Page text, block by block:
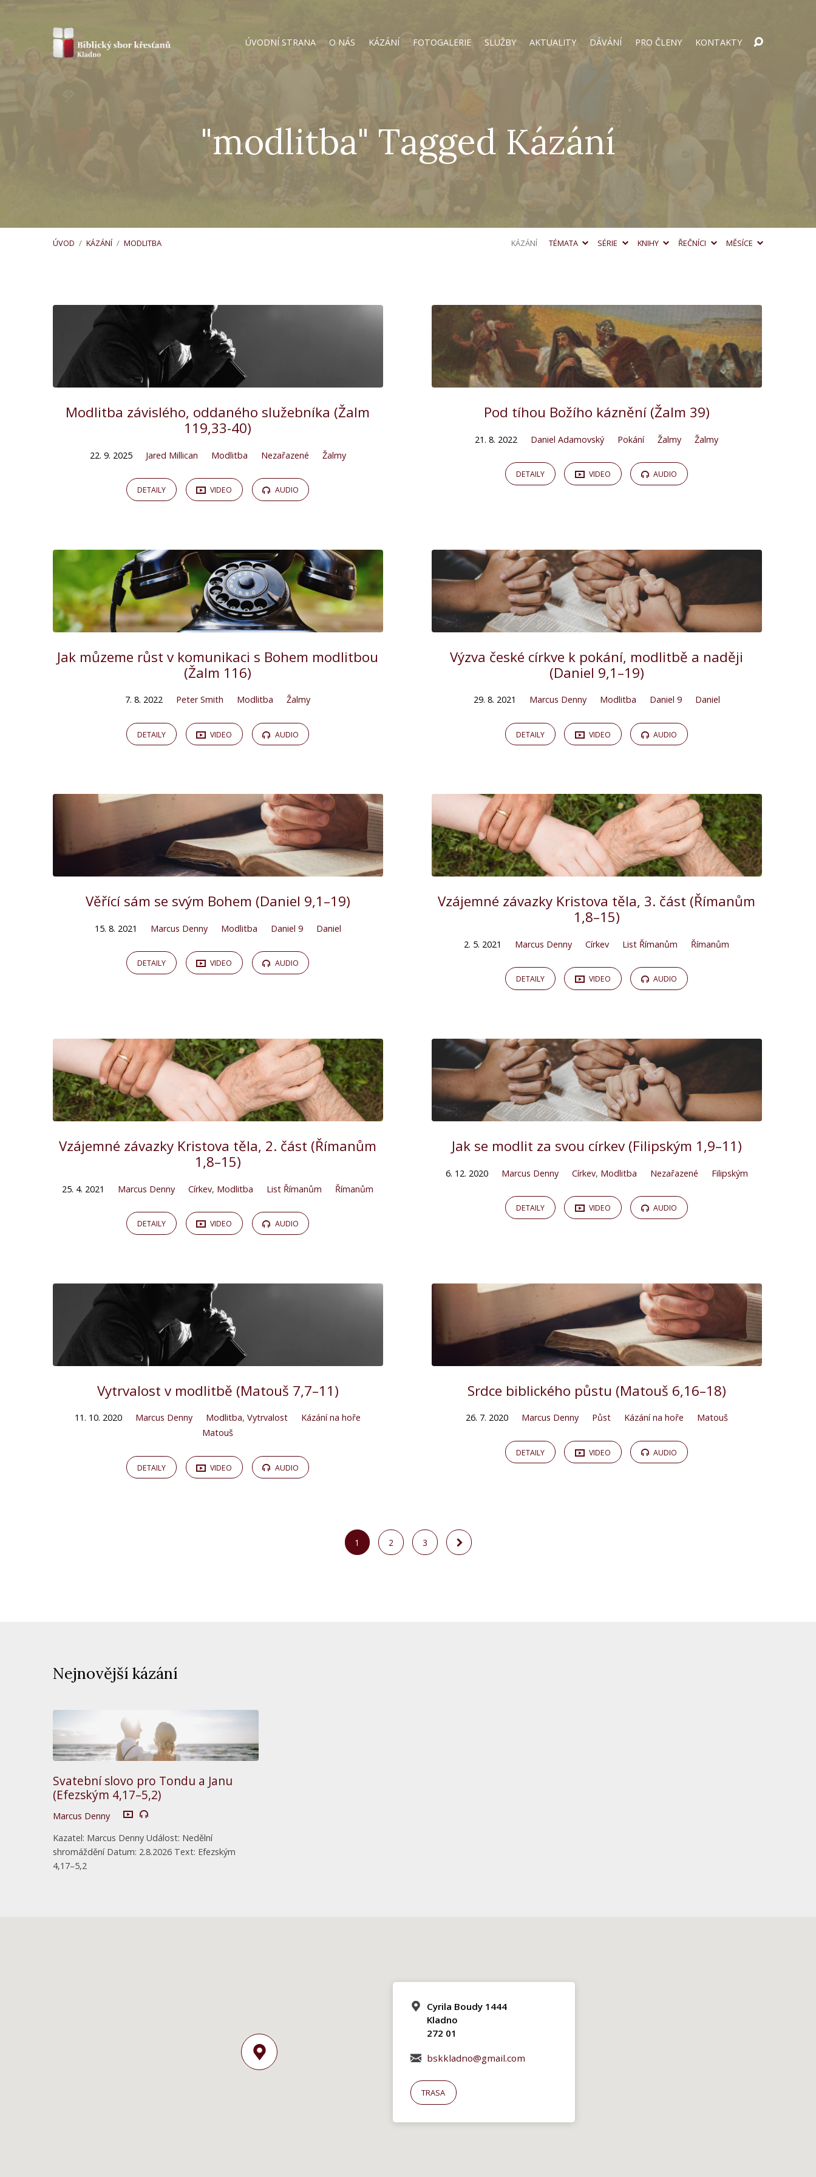
ÚVODNÍ STRANA O NÁS KÁZÁNÍ FOTOGALERIE SLUŽBY AKTUALITY DÁVÁNÍ PRO ČLENY KONTAKTY
"modlitba" Tagged Kázání
ÚVOD / KÁZÁNÍ / MODLITBA KÁZÁNÍ TÉMATA SÉRIE KNIHY ŘEČNÍCI MĚSÍCE
"modlitba"
Tagged
Kázání
Modlitba závislého, oddaného služebníka (Žalm
119,33-40)
22. 9. 2025 Jared Millican Modlitba Nezařazené Žalmy
DETAILY VIDEO AUDIO
Pod tíhou Božího káznění (Žalm 39)
21. 8. 2022 Daniel Adamovský Pokání Žalmy Žalmy
DETAILY VIDEO AUDIO
Jak můzeme růst v komunikaci s Bohem modlitbou
(Žalm 116)
7. 8. 2022 Peter Smith Modlitba Žalmy
DETAILY VIDEO AUDIO
Výzva české církve k pokání, modlitbě a naději
(Daniel 9,1–19)
29. 8. 2021 Marcus Denny Modlitba Daniel 9 Daniel
DETAILY VIDEO AUDIO
Věřící sám se svým Bohem (Daniel 9,1–19)
15. 8. 2021 Marcus Denny Modlitba Daniel 9 Daniel
DETAILY VIDEO AUDIO
Vzájemné závazky Kristova těla, 3. část (Římanům
1,8–15)
2. 5. 2021 Marcus Denny Církev List Římanům Římanům
DETAILY VIDEO AUDIO
Vzájemné závazky Kristova těla, 2. část (Římanům
1,8–15)
25. 4. 2021 Marcus Denny Církev, Modlitba List Římanům Římanům
DETAILY VIDEO AUDIO
Jak se modlit za svou církev (Filipským 1,9–11)
6. 12. 2020 Marcus Denny Církev, Modlitba Nezařazené Filipským
DETAILY VIDEO AUDIO
Vytrvalost v modlitbě (Matouš 7,7–11)
11. 10. 2020 Marcus Denny Modlitba,Vytrvalost
Kázání na hoře
Matouš
DETAILY VIDEO AUDIO
Srdce biblického půstu (Matouš 6,16–18)
26. 7. 2020 Marcus Denny Půst Kázání na hoře Matouš
DETAILY VIDEO AUDIO
1 2 3
Nejnovější kázání
Svatební slovo pro Tondu a Janu
(Efezským 4,17–5,2)
Marcus Denny
Kazatel: Marcus Denny Událost: Nedělní
shromáždění Datum: 2.8.2026 Text: Efezským
4,17–5,2
Cyrila Boudy 1444
Kladno
272 01
bskkladno@gmail.com
TRASA